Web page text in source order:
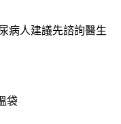
病人建議先諮詢醫生
袋